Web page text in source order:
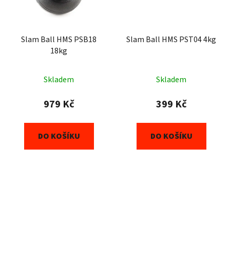
Slam Ball HMS PSB18
18kg
Skladem
979 Kč
DO KOŠÍKU
Slam Ball HMS PST04 4kg
Skladem
399 Kč
DO KOŠÍKU